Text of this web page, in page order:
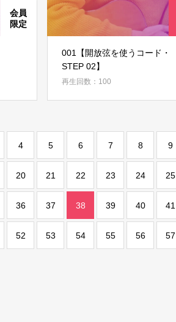
001【開放弦を使うコード・
STEP 02】
再生回数：100
4 5 6 7 8 9
20 21 22 23 24 25
36 37 38 39 40 41
52 53 54 55 56 57